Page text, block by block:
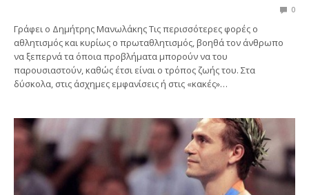
0
Γράφει ο Δημήτρης Μανωλάκης Τις περισσότερες φορές ο
αθλητισμός και κυρίως ο πρωταθλητισμός, βοηθά τον άνθρωπο
να ξεπερνά τα όποια προβλήματα μπορούν να του
παρουσιαστούν, καθώς έτσι είναι ο τρόπος ζωής του. Στα
δύσκολα, στις άσχημες εμφανίσεις ή στις «κακές»…